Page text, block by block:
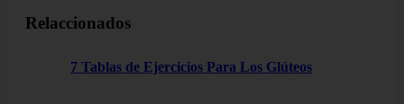
Relaccionados
7 Tablas de Ejercicios Para Los Glúteos